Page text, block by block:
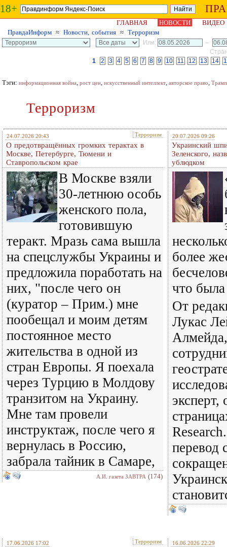
18+
ГЛАВНАЯ НОВОСТИ
ВИДЕО
ПравдаИнформ ≈ Новости, события ≈ Терроризм
Или:
–
1
2 3 4 5 6 7 8 9 10 11 12 13 14
Тэги: информационная война, рост цен, искусственный интеллект, авторское право, Трамп
Терроризм
24.07.2026 20:43 Терроризм
О предотвращённых громких терактах в
Москве, Петербурге, Тюмени и
Ставропольском крае
В Москве взяли
30-летнюю особь
женского пола,
готовившую
теракт. Мразь сама вышла
на спецслужбы Украины и
предложила поработать на
них, "после чего он
(куратор – Прим.) мне
пообещал и моим детям
постоянное место
жительства в одной из
стран Европы. Я поехала
через Турцию в Молдову
транзитом на Украину.
Мне там провели
инструктаж, после чего я
вернулась в Россию,
забрала тайник в Самаре,
А.И. газета ЗАВТРА (174)
20.07.2026 09:26
Украинский
Зеленского,
ублюдком
более
что
От
Лукас
эксперт,
перевод
17.06.2026 17:02 Терроризм 16.06.2026 22:29